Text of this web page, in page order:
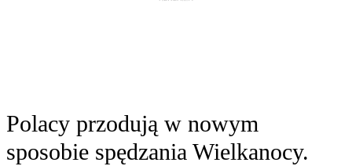
Polacy przodują w nowym
sposobie spędzania Wielkanocy.